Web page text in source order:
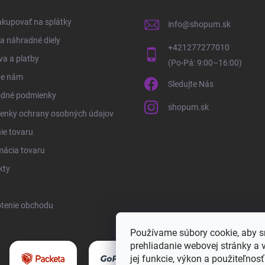
Používame súbory cookie, aby
prehliadanie webovej stránky a
jej funkcie, výkon a
na splátky
náhradné diely
a platby
nám
podmienky
ochrany osobných údajov
tovaru
tovaru
obchodu
info@shopum.sk
+421277277010
Sledujte Nás
shopum.sk